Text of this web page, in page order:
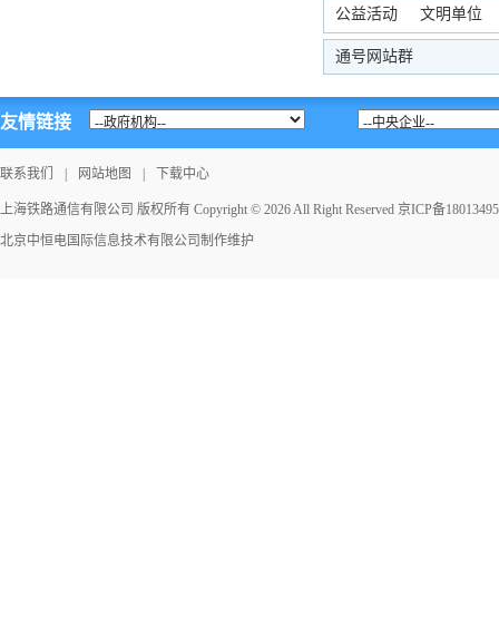
公益活动 文明单位
通号网站群
友情链接
联系我们 网站地图 下载中心
上海铁路通信有限公司 版权所有 Copyright © 2026 All Right Reserved 京ICP备
北京中恒电国际信息技术有限公司 制作维护